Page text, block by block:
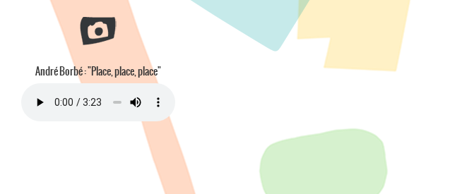
André Borbé : "Place, place, place"